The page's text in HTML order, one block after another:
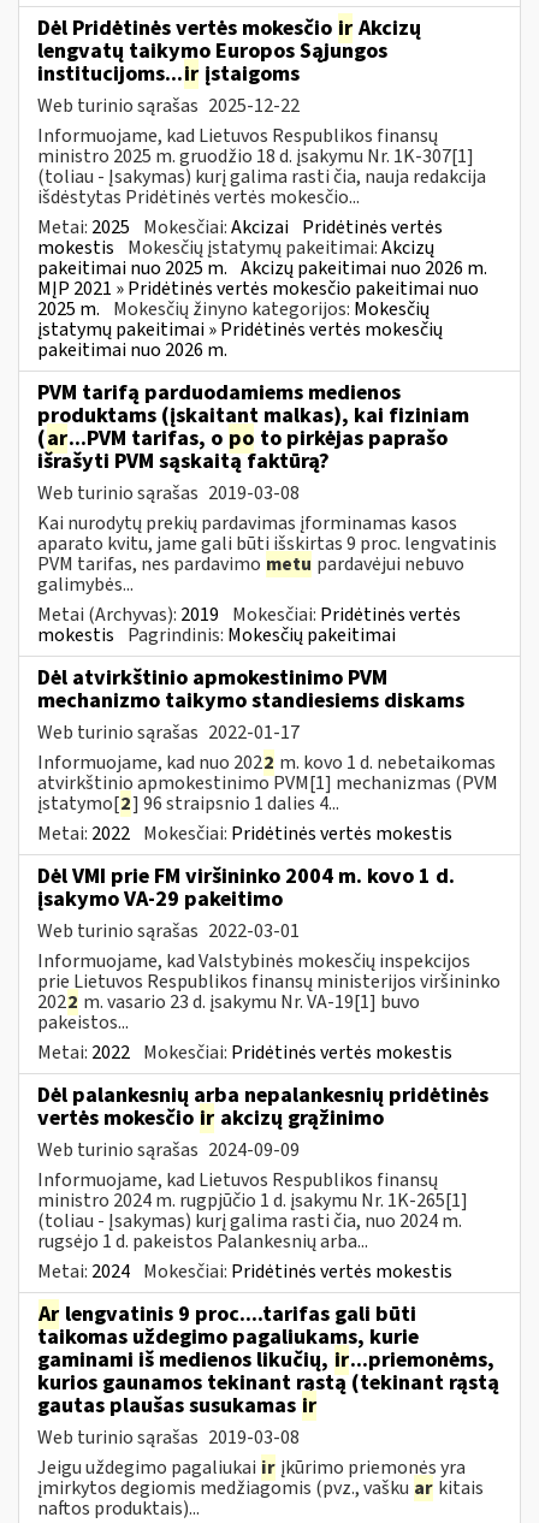
Dėl Pridėtinės vertės mokesčio ir Akcizų
lengvatų taikymo Europos Sąjungos
institucijoms...ir įstaigoms
Web turinio sąrašas 2025-12-22
Informuojame, kad Lietuvos Respublikos finansų
ministro 2025 m. gruodžio 18 d. įsakymu Nr. 1K-307[1]
(toliau - Įsakymas) kurį galima rasti čia, nauja redakcija
išdėstytas Pridėtinės vertės mokesčio...
Metai: 2025 Mokesčiai:Akcizai Pridėtinės vertės
mokestis Mokesčių įstatymų pakeitimai:Akcizų
pakeitimai nuo 2025 m. Akcizų pakeitimai nuo 2026 m.
MĮP 2021 » Pridėtinės vertės mokesčio pakeitimai nuo
2025 m. Mokesčių žinyno kategorijos: Mokesčių
įstatymų pakeitimai » Pridėtinės vertės mokesčių
pakeitimai nuo 2026 m.
PVM tarifą parduodamiems medienos
produktams (įskaitant malkas), kai fiziniam
(ar...PVM tarifas, o po to pirkėjas paprašo
išrašyti PVM sąskaitą faktūrą?
Web turinio sąrašas 2019-03-08
Kai nurodytų prekių pardavimas įforminamas kasos
aparato kvitu, jame gali būti išskirtas 9 proc. lengvatinis
PVM tarifas, nes pardavimo metu pardavėjui nebuvo
galimybės...
Metai (Archyvas): 2019 Mokesčiai: Pridėtinės vertės
mokestis Pagrindinis: Mokesčių pakeitimai
Dėl atvirkštinio apmokestinimo PVM
mechanizmo taikymo standiesiems diskams
Web turinio sąrašas 2022-01-17
Informuojame, kad nuo 2022 m. kovo 1 d. nebetaikomas
atvirkštinio apmokestinimo PVM[1] mechanizmas (PVM
įstatymo[2] 96 straipsnio 1 dalies 4...
Metai: 2022 Mokesčiai: Pridėtinės vertės mokestis
Dėl VMI prie FM viršininko 2004 m. kovo 1 d.
įsakymo VA-29 pakeitimo
Web turinio sąrašas 2022-03-01
Informuojame, kad Valstybinės mokesčių inspekcijos
prie Lietuvos Respublikos finansų ministerijos viršininko
2022 m. vasario 23 d. įsakymu Nr. VA-19[1] buvo
pakeistos...
Metai: 2022 Mokesčiai: Pridėtinės vertės mokestis
Dėl palankesnių arba nepalankesnių pridėtinės
vertės mokesčio ir akcizų grąžinimo
Web turinio sąrašas 2024-09-09
Informuojame, kad Lietuvos Respublikos finansų
ministro 2024 m. rugpjūčio 1 d. įsakymu Nr. 1K-265[1]
(toliau - Įsakymas) kurį galima rasti čia, nuo 2024 m.
rugsėjo 1 d. pakeistos Palankesnių arba...
Metai: 2024 Mokesčiai: Pridėtinės vertės mokestis
Ar lengvatinis 9 proc....tarifas gali būti
taikomas uždegimo pagaliukams, kurie
gaminami iš medienos likučių, ir...priemonėms,
kurios gaunamos tekinant rąstą (tekinant rąstą
gautas plaušas susukamas ir
Web turinio sąrašas 2019-03-08
Jeigu uždegimo pagaliukai ir įkūrimo priemonės yra
įmirkytos degiomis medžiagomis (pvz., vašku ar kitais
naftos produktais)...